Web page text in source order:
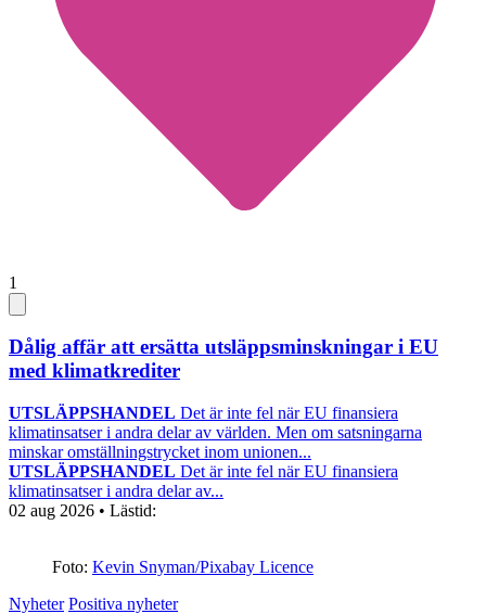
1
Dålig affär att ersätta utsläppsminskningar i EU
med klimatkrediter
UTSLÄPPSHANDEL Det är inte fel när EU finansiera
klimatinsatser i andra delar av världen. Men om satsningarna
minskar omställningstrycket inom unionen...
UTSLÄPPSHANDEL Det är inte fel när EU finansiera
klimatinsatser i andra delar av...
02 aug 2026 • Lästid:
Foto: Kevin Snyman/Pixabay Licence
Nyheter Positiva nyheter